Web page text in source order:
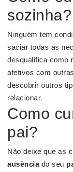
sozinha?
Ninguém tem
saciar todas as
desqualifica como
afetivos com
descobrir outros
relacionar.
Como
pai?
Não deixe que as
ausênciado seu